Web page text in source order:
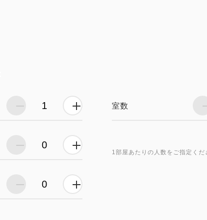
室数
1部屋あたりの人数をご指定くだ